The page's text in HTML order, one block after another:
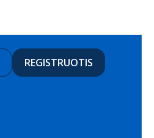
REGISTRUOTIS